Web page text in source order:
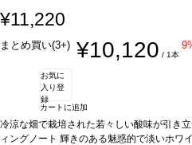
¥11,220
まとめ買い(3+) ¥10,120 / 1本
お気に
入り登
録
カートに追加
冷涼な畑で栽培された若々しい酸味が引き
ィングノート 輝きのある魅惑的で淡いホワ